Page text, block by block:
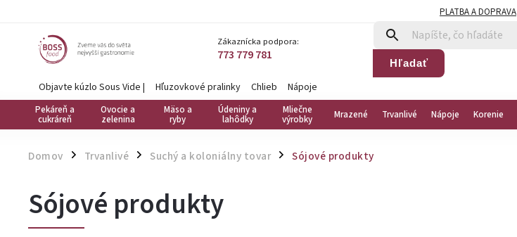
PLATBA A DOPRAVA
Zákaznícka podpora:
773 779 781 Hľadať
Objavte kúzlo Sous Vide | Hľuzovkové pralinky Chlieb Nápoje
Pekáreň a
cukráreň
Ovocie a
zelenina
Mäso a
ryby
Údeniny a
lahôdky
Mliečne
výrobky Mrazené Trvanlivé Nápoje Korenie
Domov / Trvanlivé / Suchý a koloniálny tovar / Sójové produkty
Sójové produkty